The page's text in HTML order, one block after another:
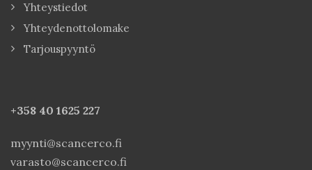
Yhteystiedot
Yhteydenottolomake
Tarjouspyyntö
+358 40 1625 227
myynti@scancerco.fi
varasto@scancerco.fi